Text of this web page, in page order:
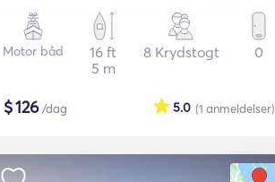
Motor båd
16 ft
5 m
8 Krydstogt 0
$126/dag (1 anmeldelser)
5.0